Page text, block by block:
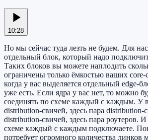
10:28
Но мы сейчас туда лезть не будем. Для
отдельный блок, который надо
Таких блоков вы можете наплодить
ограничены только ёмкостью ваших
когда у вас выделяется отдельный edge-
уже есть. Если ядра у вас нет, то можно
соединять по схеме каждый с каждым. У
distribution-свичей, здесь пара distribution-
distribution-свичей, здесь пара роутеров.
схеме каждый с каждым подключаете.
потребует огромного количества линков